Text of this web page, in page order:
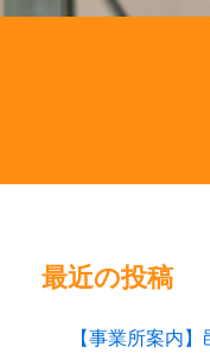
最近の投稿
【事業所案内